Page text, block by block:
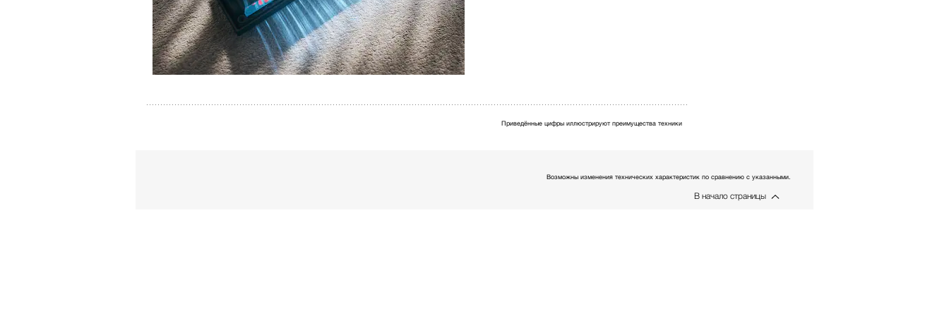
Приведённые цифры иллюстрируют преимущества техники
Возможны изменения технических характеристик по сравнению с указанными.
В начало страницы